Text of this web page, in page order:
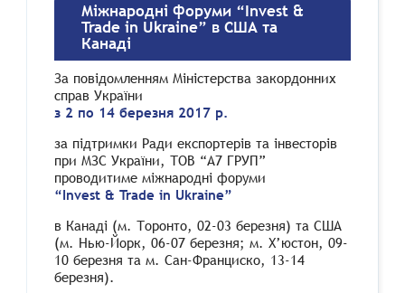
Міжнародні форуми “Invest &
Trade in Ukraine” в США та
Канаді
За повідомленням Міністерства закордонних
справ України
з 2 по 14 березня 2017 р.
за підтримки Ради експортерів та інвесторів
при МЗС України, ТОВ “А7 ГРУП”
проводитиме міжнародні форуми
“Invest & Trade in Ukraine”
в Канаді (м. Торонто, 02-03 березня) та США
(м. Нью-Йорк, 06-07 березня; м. Х’юстон, 09-
10 березня та м. Сан-Франциско, 13-14
березня).